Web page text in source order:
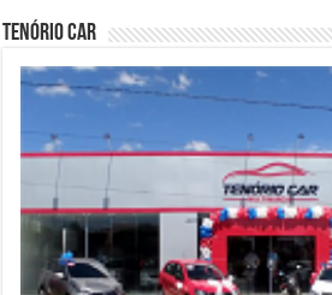
Tenório Car